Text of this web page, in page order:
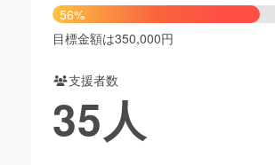
ティー・ヘルスケア
56%
目標金額は350,000円
支援者数
35人